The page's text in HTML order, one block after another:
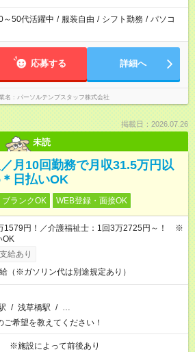
～50代活躍中 / 服装自由 / シフト勤務 / パソコ
応募する 詳細へ
名 パーソルテンプスタッフ株式会社
掲載日：2026.07.26
未読
月10回勤務で月収31.5万円以
日払いOK
ブランクOK WEB登録・面接OK
1579円！／介護福祉士：1回3万2725円～！ ※
OK
給あり
（※ガソリン代は別途規定あり）
/ 浅草橋駅 / …
ご希望を教えてください！
※施設によって前後あり